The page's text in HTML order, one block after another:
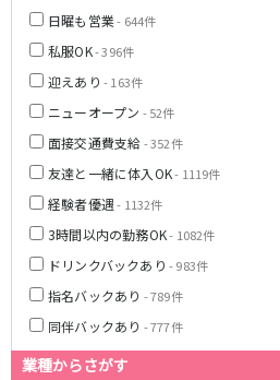
日曜も営業- 644件
私服OK- 396件
迎えあり - 163件
ニューオープン - 52件
面接交通費支給- 352件
友達と一緒に体入OK- 1119件
経験者優遇- 1132件
3時間以内の勤務OK- 1082件
ドリンクバックあり - 983件
指名バックあり - 789件
同伴バックあり - 777件
業種からさがす
松戸駅
八柱駅
五香駅
横浜市営地下鉄ブルーライン
関内駅
桜木町駅
戸塚駅
伊勢佐木長者町駅
みなとみらい線